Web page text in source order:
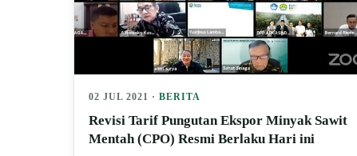
02 JUL 2021 · BERITA
Revisi Tarif Pungutan Ekspor Minyak Sawit
Mentah (CPO) Resmi Berlaku Hari ini